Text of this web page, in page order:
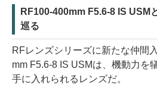
RF100-400mm F5.6-8 IS USM
巡る
RFレンズシリーズに新たな仲間
mm F5.6-8 IS USMは、機動力を
手に入れられるレンズだ。